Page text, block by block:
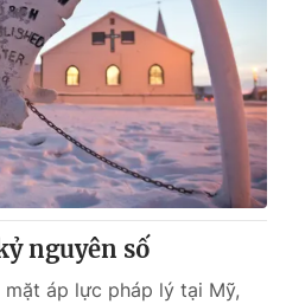
hình Việt Nam
báo điện tử số 483/GP-BTTTT
nguyên số
áp lực pháp lý tại Mỹ,